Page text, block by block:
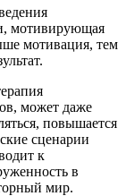
мотивирующая
мотивация, тем
может даже
повышается
сценарии
к
в
мир.